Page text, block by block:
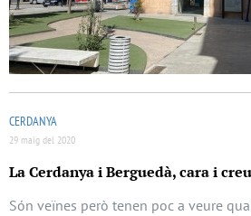
CERDANYA
29 maig del 2020
La Cerdanya i Berguedà, cara i
Són veïnes però tenen poc a veure